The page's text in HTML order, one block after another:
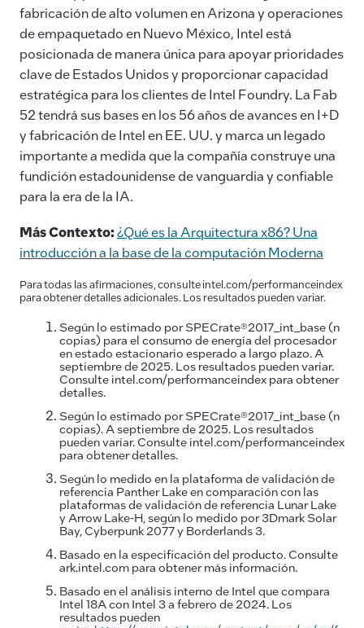
fabricación de alto volumen en Arizona y operaciones
de empaquetado en Nuevo México, Intel está
posicionada de manera única para apoyar prioridades
clave de Estados Unidos y proporcionar capacidad
estratégica para los clientes de Intel Foundry. La Fab
52 tendrá sus bases en los 56 años de avances en I+D
y fabricación de Intel en EE. UU. y marca un legado
importante a medida que la compañía construye una
fundición estadounidense de vanguardia y confiable
para la era de la IA.
Más Contexto:¿Qué es la Arquitectura x86? Una
introducción a la base de la computación Moderna
Para todas las afirmaciones, consulte intel.com/performanceindex
para obtener detalles adicionales. Los resultados pueden variar.
Según lo estimado por SPECrate®2017_int_base (n
copias) para el consumo de energía del procesador
en estado estacionario esperado a largo plazo. A
septiembre de 2025. Los resultados pueden variar.
Consulte intel.com/performanceindex para obtener
detalles.
Según lo estimado por SPECrate®2017_int_base (n
copias). A septiembre de 2025. Los resultados
pueden variar. Consulte intel.com/performanceindex
para obtener detalles.
Según lo medido en la plataforma de validación de
referencia Panther Lake en comparación con las
plataformas de validación de referencia Lunar Lake
y Arrow Lake-H, según lo medido por 3Dmark Solar
Bay, Cyberpunk 2077 y Borderlands 3.
Basado en la especificación del producto. Consulte
ark.intel.com para obtener más información.
Basado en el análisis interno de Intel que compara
Intel 18A con Intel 3 a febrero de 2024. Los
resultados pueden